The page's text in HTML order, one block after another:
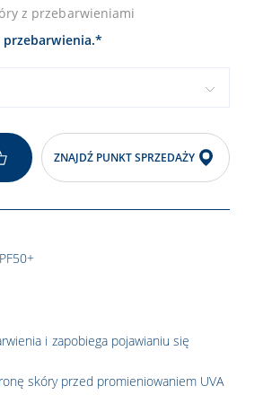
z przebarwieniami
przebarwienia.*
ZNAJDŹ PUNKT SPRZEDAŻY
i zapobiega pojawianiu się
skóry przed promieniowaniem UVA